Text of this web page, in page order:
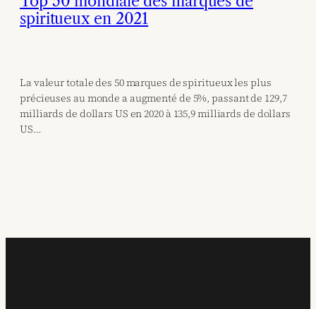
spiritueux en 2021
La valeur totale des 50 marques de spiritueux les plus
précieuses au monde a augmenté de 5%, passant de 129,7
milliards de dollars US en 2020 à 135,9 milliards de dollars
US…